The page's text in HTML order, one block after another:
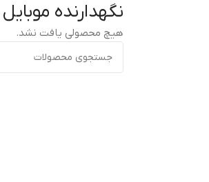
نگهدارنده موبایل
هیچ محصولی یافت نشد.